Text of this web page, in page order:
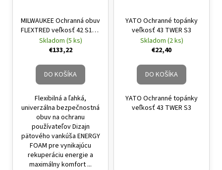
MILWAUKEE Ochranná obuv
FLEXTRED veľkosť 42 S1PS
1L110133 ESD FO SR
Skladom (5 ks)
€133,22
DO KOŠÍKA
Flexibilná a ľahká,
univerzálna bezpečnostná
obuv na ochranu
používateľov Dizajn
pätového vankúša ENERGY
FOAM pre vynikajúcu
rekuperáciu energie a
maximálny komfort ...
YATO Ochranné topánky
veľkosť 43 TWER S3
Skladom (2 ks)
€22,40
DO KOŠÍKA
YATO Ochranné topánky
veľkosť 43 TWER S3